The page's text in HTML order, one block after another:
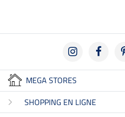
MEGA STORES
SHOPPING EN LIGNE